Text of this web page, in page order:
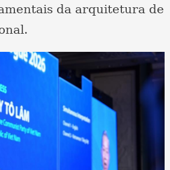
da arquitetura de